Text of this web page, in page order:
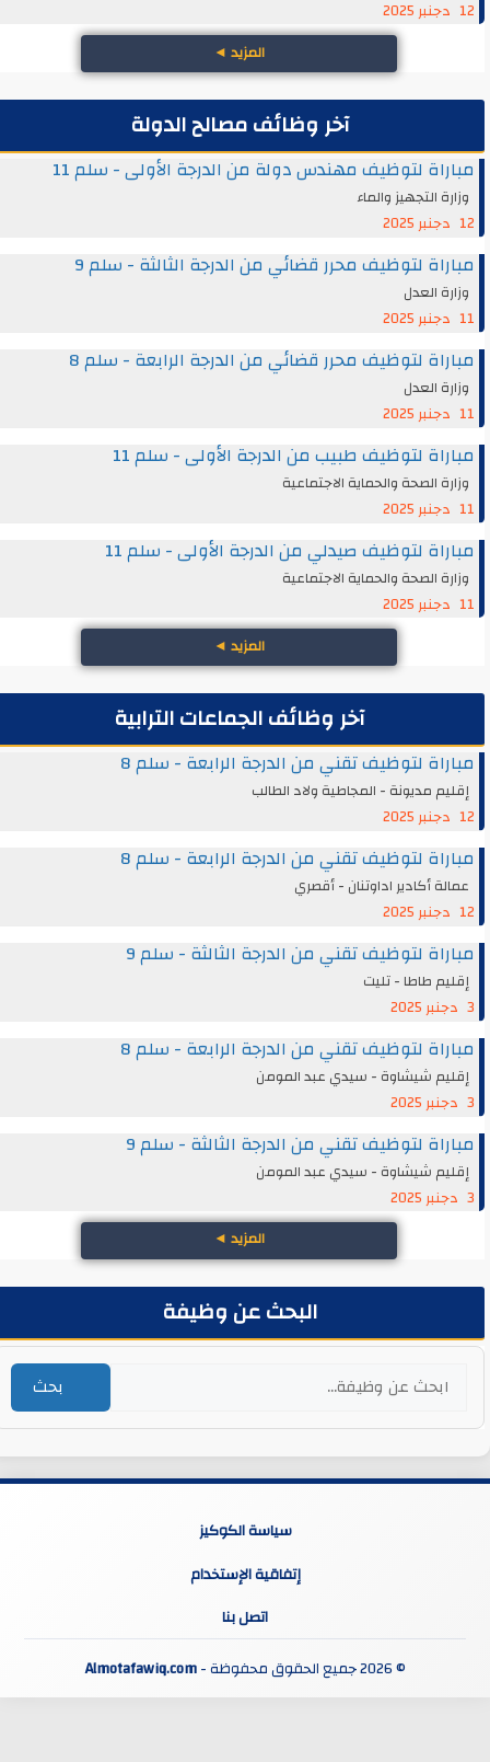
12 دجنبر 2025
المزيد◄
آخر وظائف مصالح الدولة
مباراة لتوظيف مهندس دولة من الدرجة الأولى - سلم 11
وزارة التجهيز والماء
12 دجنبر 2025
مباراة لتوظيف محرر قضائي من الدرجة الثالثة - سلم 9
وزارة العدل
11 دجنبر 2025
مباراة لتوظيف محرر قضائي من الدرجة الرابعة - سلم 8
وزارة العدل
11 دجنبر 2025
مباراة لتوظيف طبيب من الدرجة الأولى - سلم 11
وزارة الصحة والحماية الاجتماعية
11 دجنبر 2025
مباراة لتوظيف صيدلي من الدرجة الأولى - سلم 11
وزارة الصحة والحماية الاجتماعية
11 دجنبر 2025
المزيد◄
آخر وظائف الجماعات الترابية
مباراة لتوظيف تقني من الدرجة الرابعة - سلم 8
إقليم مديونة - المجاطية ولاد الطالب
12 دجنبر 2025
مباراة لتوظيف تقني من الدرجة الرابعة - سلم 8
عمالة أكادير اداوتنان - أقصري
12 دجنبر 2025
مباراة لتوظيف تقني من الدرجة الثالثة - سلم 9
إقليم طاطا - تليت
مباراة لتوظيف تقني من الدرجة الرابعة - سلم 8
إقليم شيشاوة - سيدي عبد المومن
مباراة لتوظيف تقني من الدرجة الثالثة - سلم 9
إقليم شيشاوة - سيدي عبد المومن
المزيد◄
البحث عن وظيفة
بحث
سياسة الكوكيز
إتفاقية الإستخدام
اتصل بنا
© 2026 جميع الحقوق محفوظة -
Almotafawiq.com